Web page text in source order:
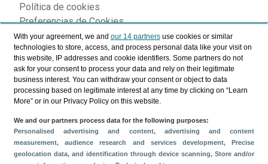
With your agreement, we and our 14 partnersuse cookies or similar
technologies to store, access, and process personal data like your visit on
this website, IP addresses and cookie identifiers. Some partners do not
ask for your consent to process your data and rely on their legitimate
business interest. You can withdraw your consent or object to data
processing based on legitimate interest at any time by clicking on “Learn
More” or in our Privacy Policy on this website.
We and our partners process data for the following purposes:
Personalised advertising and content, advertising and content
measurement, audience research and services development, Precise
geolocation data, and identification through device scanning, Store and/or
Política de cookies
Preferencias de Cookies
Siguenos en nuestras redes